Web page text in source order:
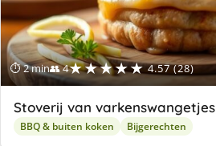
⏱ 2 min👥 4★★★★★ 4.57 (28)
Stoverij van varkenswangetjes
BBQ & buiten koken Bijgerechten